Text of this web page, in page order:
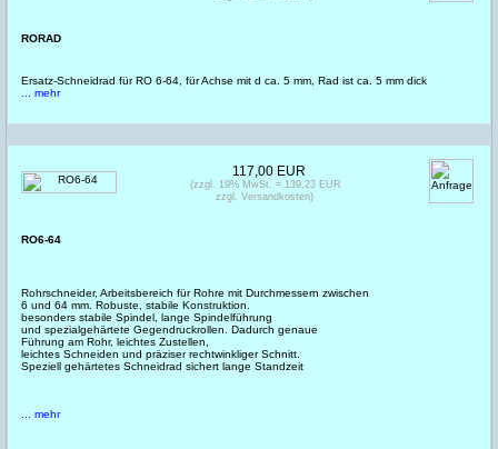
RORAD
Ersatz-Schneidrad für RO 6-64, für Achse mit d ca. 5 mm, Rad ist ca. 5 mm dick
... mehr
RO6-64
Rohrschneider, Arbeitsbereich für Rohre mit Durchmessern zwischen
6 und 64 mm. Robuste, stabile Konstruktion.
besonders stabile Spindel, lange Spindelführung
und spezialgehärtete Gegendruckrollen. Dadurch genaue
Führung am Rohr, leichtes Zustellen,
leichtes Schneiden und präziser rechtwinkliger Schnitt.
Speziell gehärtetes Schneidrad sichert lange Standzeit
... mehr
117,00 EUR
(zzgl. 19% MwSt. = 139,23 EUR
zzgl. Versandkosten)